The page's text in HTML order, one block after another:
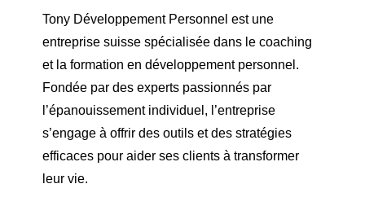
Tony Développement Personnel est une
entreprise suisse spécialisée dans le coaching
et la formation en développement personnel.
Fondée par des experts passionnés par
l’épanouissement individuel, l’entreprise
s’engage à offrir des outils et des stratégies
efficaces pour aider ses clients à transformer
leur vie.